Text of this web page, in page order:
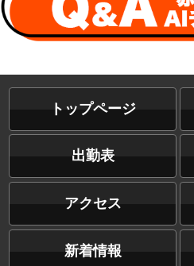
トップページ
出勤表
アクセス
新着情報